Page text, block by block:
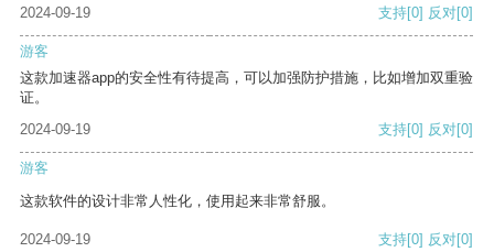
2024-09-19 支持[0] 反对[0]
游客
这款加速器app的安全性有待提高，可以加强防护措施，比如增加双重验
证。
2024-09-19
支持[0] 反对[0]
游客
这款软件的设计非常人性化，使用起来非常舒服。
2024-09-19 支持[0] 反对[0]